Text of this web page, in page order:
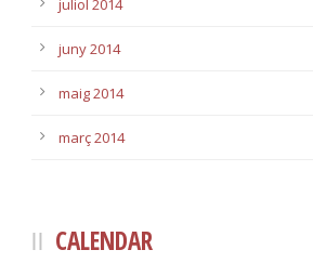
juliol 2014
juny 2014
maig 2014
març 2014
CALENDAR